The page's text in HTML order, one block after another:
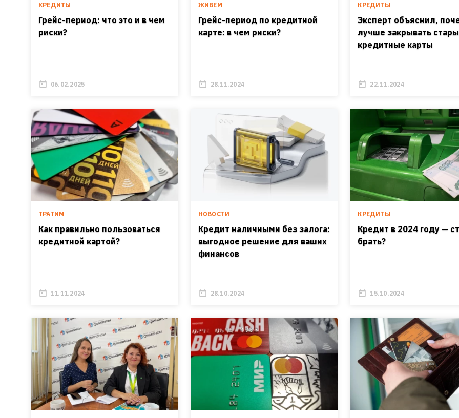
КРЕДИТЫ
Грейс-период: что это и в чем
риски?
06.02.2025
ЖИВЕМ
Грейс-период по кредитной
карте: в чем риски?
28.11.2024
КРЕДИТЫ
Эксперт объяснил,
лучше закрывать
кредитные карты
22.11.2024
ТРАТИМ
Как правильно пользоваться
кредитной картой?
11.11.2024
НОВОСТИ
Кредит наличными без залога:
выгодное решение для ваших
финансов
28.10.2024
КРЕДИТЫ
Кредит в 2024 году —
брать?
15.10.2024